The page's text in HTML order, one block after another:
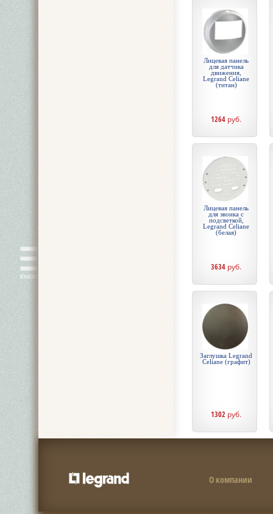
Лицевая панель
для датчика
движения,
Legrand Celiane
(титан)
1264 руб.
Лицевая панель
для звонка с
подсветкой,
Legrand Celiane
(белая)
3634 руб.
Заглушка Legrand
Celiane (графит)
1302 руб.
О компании